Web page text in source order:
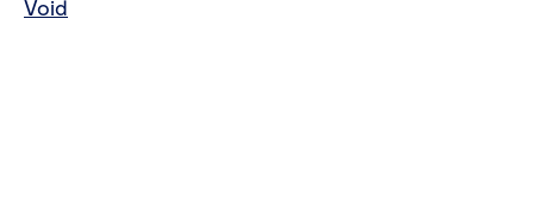
Void